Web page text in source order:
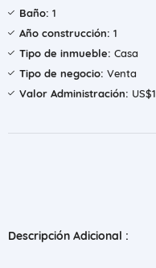
Baño: 1
Año construcción: 1
Tipo de inmueble: Casa
Tipo de negocio: Venta
Valor Administración: US$1
Descripción Adicional :